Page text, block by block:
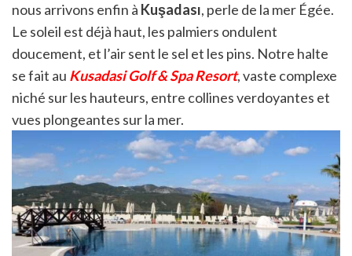
nous arrivons enfin à Kuşadası, perle de la mer Égée.
Le soleil est déjà haut, les palmiers ondulent
doucement, et l’air sent le sel et les pins. Notre halte
se fait au Kusadasi Golf & Spa Resort, vaste complexe
niché sur les hauteurs, entre collines verdoyantes et
vues plongeantes sur la mer.